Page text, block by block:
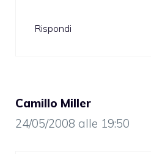
Rispondi
Camillo Miller
24/05/2008 alle 19:50